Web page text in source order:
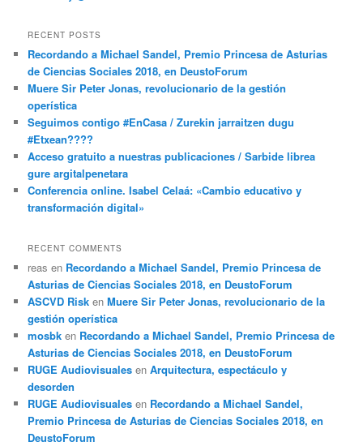
RECENT POSTS
Recordando a Michael Sandel, Premio Princesa de Asturias
de Ciencias Sociales 2018, en DeustoForum
Muere Sir Peter Jonas, revolucionario de la gestión
operística
Seguimos contigo #EnCasa / Zurekin jarraitzen dugu
#Etxean????
Acceso gratuito a nuestras publicaciones / Sarbide librea
gure argitalpenetara
Conferencia online. Isabel Celaá: «Cambio educativo y
transformación digital»
RECENT COMMENTS
reas en Recordando a Michael Sandel, Premio Princesa de
Asturias de Ciencias Sociales 2018, en DeustoForum
ASCVD Risk enMuere Sir Peter Jonas, revolucionario de la
gestión operística
mosbk en Recordando a Michael Sandel, Premio Princesa de
Asturias de Ciencias Sociales 2018, en DeustoForum
RUGE Audiovisuales enArquitectura, espectáculo y
desorden
RUGE Audiovisuales en Recordando a Michael Sandel,
Premio Princesa de Asturias de Ciencias Sociales 2018, en
DeustoForum